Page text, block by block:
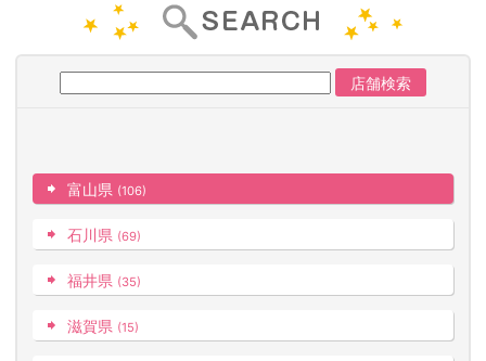
富山県 (106)
石川県 (69)
福井県 (35)
滋賀県 (15)